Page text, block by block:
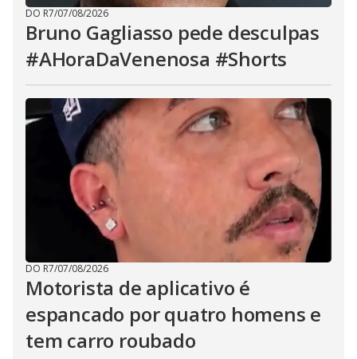
DO R7/07/08/2026
Bruno Gagliasso pede desculpas
#AHoraDaVenenosa #Shorts
DO R7/07/08/2026
Motorista de aplicativo é
espancado por quatro homens e
tem carro roubado